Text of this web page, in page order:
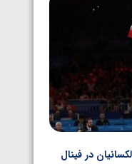
در فینال